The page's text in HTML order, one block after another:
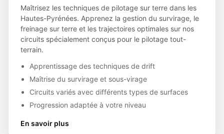
Maîtrisez les techniques de pilotage sur terre dans les
Hautes-Pyrénées. Apprenez la gestion du survirage, le
freinage sur terre et les trajectoires optimales sur nos
circuits spécialement conçus pour le pilotage tout-
terrain.
Apprentissage des techniques de drift
Maîtrise du survirage et sous-virage
Circuits variés avec différents types de surfaces
Progression adaptée à votre niveau
En savoir plus